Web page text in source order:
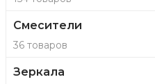
Смесители
36 товаров
Зеркала